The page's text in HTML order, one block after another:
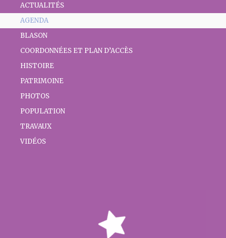
ACTUALITÉS
AGENDA
BLASON
COORDONNÉES ET PLAN D’ACCÈS
HISTOIRE
PATRIMOINE
PHOTOS
POPULATION
TRAVAUX
VIDÉOS